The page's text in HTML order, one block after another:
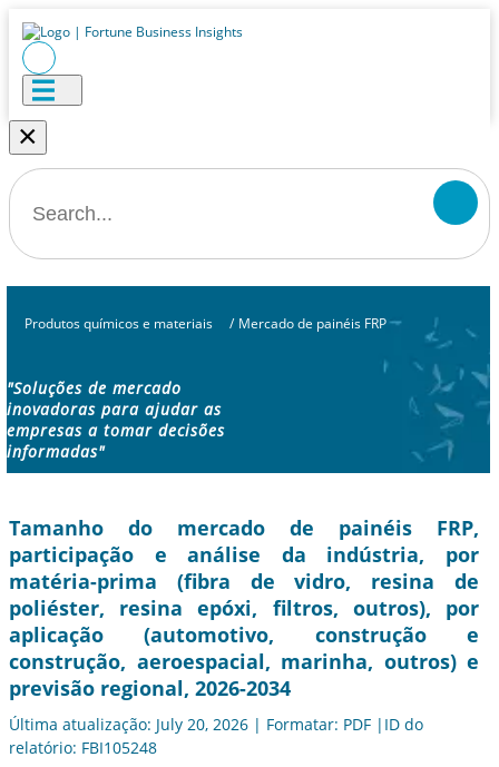
×
Produtos químicos e materiais / Mercado de painéis FRP
"Soluções de mercado
inovadoras para ajudar as
empresas a tomar decisões
informadas"
Tamanho do mercado de painéis FRP,
participação e análise da indústria, por
matéria-prima (fibra de vidro, resina de
poliéster, resina epóxi, filtros, outros), por
aplicação (automotivo, construção e
construção, aeroespacial, marinha, outros) e
previsão regional, 2026-2034
Última atualização: July 20, 2026 | Formatar: PDF |ID do
relatório: FBI105248